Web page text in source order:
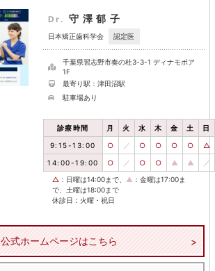
Dr. 守澤郁子
日本矯正歯科学会 認定医
千葉県習志野市奏の杜3-3-1 ディナモボア
1F
最寄り駅：津田沼駅
駐車場あり
診療時間 月 火 水 木 金 土 日
9:15-13:00 ○ ／ ○ ○ ○ ○ △
14:00-19:00 ○ ／ ○ ○ ▲ ▲ ／
△ ：日曜は14:00まで、 ▲ ：金曜は17:00ま
で、土曜は18:00まで
休診日：火曜・祝日
公式ホームページはこちら